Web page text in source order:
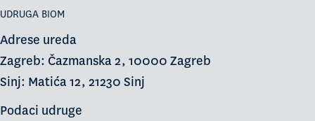
UDRUGA BIOM
Adrese ureda
Zagreb: Čazmanska 2, 10000 Zagreb
Sinj: Matića 12, 21230 Sinj
Podaci udruge